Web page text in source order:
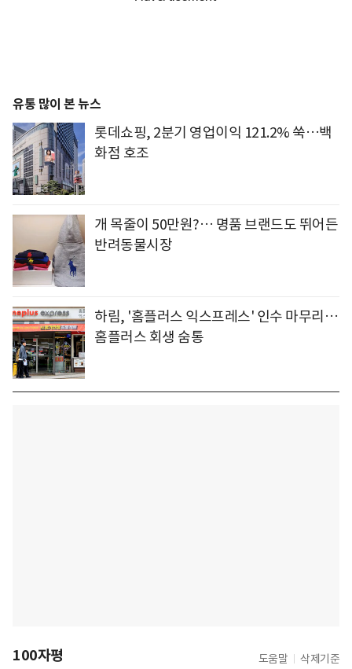
유통 많이 본 뉴스
롯데쇼핑, 2분기 영업이익 121.2% 쑥…백
화점 호조
개 목줄이 50만원?… 명품 브랜드도 뛰어든
반려동물시장
하림, '홈플러스 익스프레스' 인수 마무리…
홈플러스 회생 숨통
100자평 도움말 삭제기준